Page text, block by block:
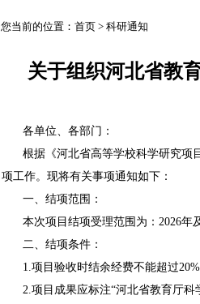
您当前的位置： 首页 > 科研通知
关于组织河北省教
各单位、各部门：
根据《河北省高等学校科学研究项
项工作。现将有关事项通知如下：
一、结项范围：
本次项目结项受理范围为：2026年
二、结项条件：
1.项目验收时结余经费不能超过20%
2.项目成果应标注“河北省教育厅